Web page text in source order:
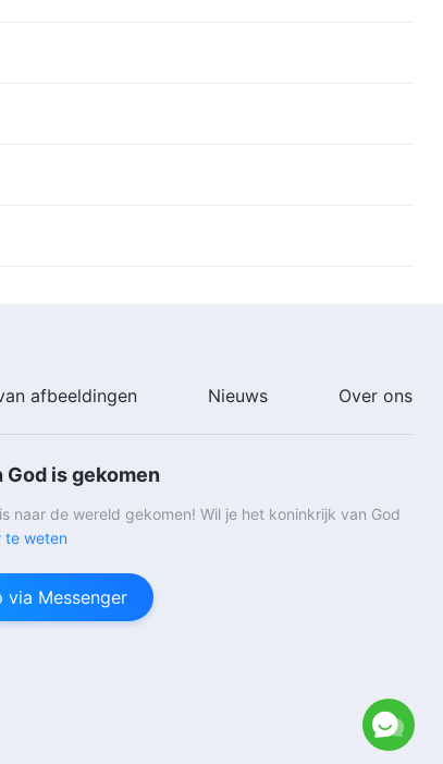
afbeeldingen Nieuws Over ons
is gekomen
naar de wereld gekomen! Wil je het koninkrijk van God
te weten
via Messenger